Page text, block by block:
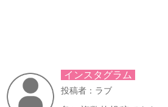
インスタグラム
投稿者：ラブ